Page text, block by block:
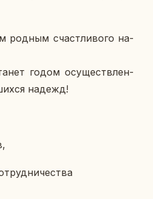
счаст­ли­во­го на­
годом осу­ществ­лен­
надежд!